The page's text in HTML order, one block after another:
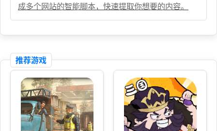
成多个网站的智能脚本，快速提取你想要的内容。
推荐游戏